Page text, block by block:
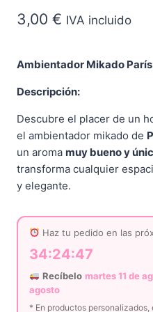
3,00 € IVA incluido
Ambientador Mikado París
Descripción:
Descubre el placer de un
el ambientador mikado de
un aroma muy bueno y
transforma cualquier
y elegante.
Haz tu pedido en las
34:24:47
Recíbelo martes 11 de
agosto
* En productos